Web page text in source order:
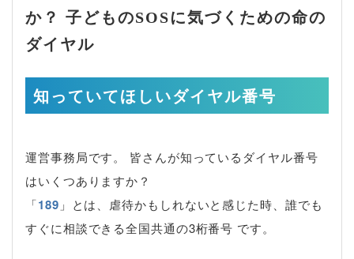
か？ 子どものSOSに気づくための命の
ダイヤル
知っていてほしいダイヤル番号
運営事務局です。 皆さんが知っているダイヤル番号
はいくつありますか？
「189 」とは、虐待かもしれないと感じた時、誰でも
すぐに相談できる全国共通の3桁番号 です。